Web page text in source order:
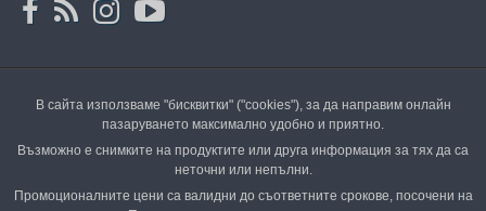
В сайта използваме "бисквитки" ("cookies"), за да направим онлайн
пазаруването максимално удобно и приятно.
Възможно е снимките на продуктите или друга информация за тях да са
неточни или непълни.
Промоционалните цени са валидни до съответните срокове, посочени на